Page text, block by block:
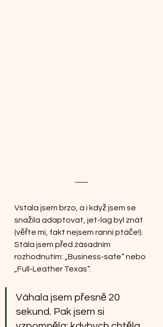
Vstala jsem brzo, a i když jsem se
snažila adaptovat, jet-lag byl znát
(věřte mi, fakt nejsem ranní ptáče!).
Stála jsem před zásadním
rozhodnutím: „Business-safe“ nebo
„Full-Leather Texas“.
Váhala jsem přesně 20
sekund. Pak jsem si